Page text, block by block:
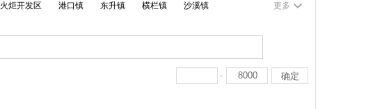
火炬开发区 港口镇 东升镇 横栏镇
沙溪镇
更多
-